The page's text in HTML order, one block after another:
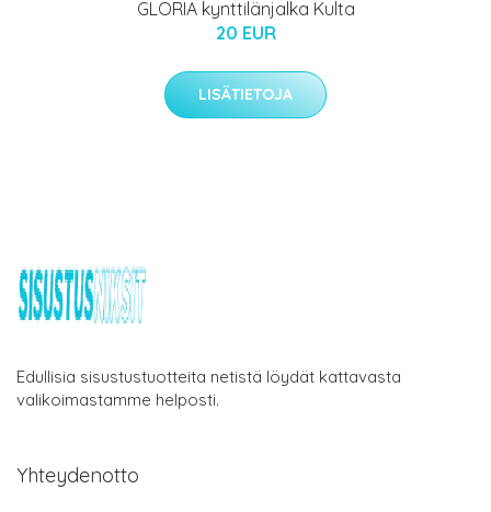
GLORIA kynttilänjalka Kulta
20 EUR
LISÄTIETOJA
Edullisia sisustustuotteita netistä löydät kattavasta
valikoimastamme helposti.
Yhteydenotto